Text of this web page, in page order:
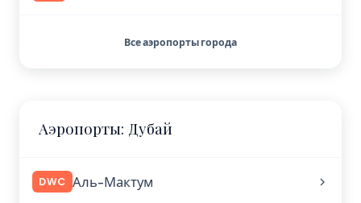
Все аэропорты города
Аэропорты: Дубай
DWC Аль-Мактум